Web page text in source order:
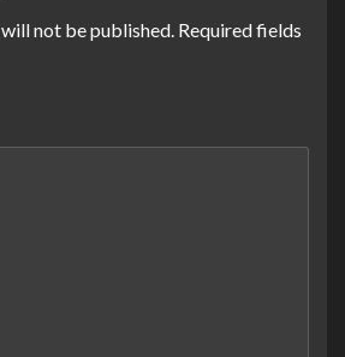
not be published. Required fields